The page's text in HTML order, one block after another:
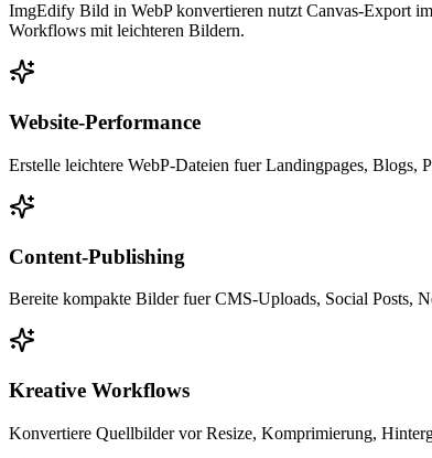
ImgEdify Bild in WebP konvertieren nutzt Canvas-Export
Workflows mit leichteren Bildern.
Website-Performance
Erstelle leichtere WebP-Dateien fuer Landingpages, Blogs,
Content-Publishing
Bereite kompakte Bilder fuer CMS-Uploads, Social Posts,
Kreative Workflows
Konvertiere Quellbilder vor Resize, Komprimierung,